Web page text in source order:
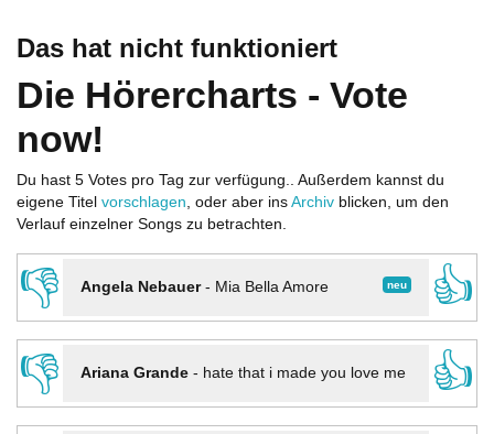
Das hat nicht funktioniert
Die Hörercharts - Vote
now!
Du hast 5 Votes pro Tag zur verfügung.. Außerdem kannst du
eigene Titel vorschlagen, oder aber ins Archiv blicken, um den
Verlauf einzelner Songs zu betrachten.
👎 neu
Angela Nebauer- Mia Bella Amore
👍
👎
Ariana Grande- hate that i made you love me
👍